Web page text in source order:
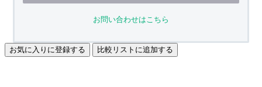
お問い合わせはこちら
お気に入りに登録する 比較リストに追加する